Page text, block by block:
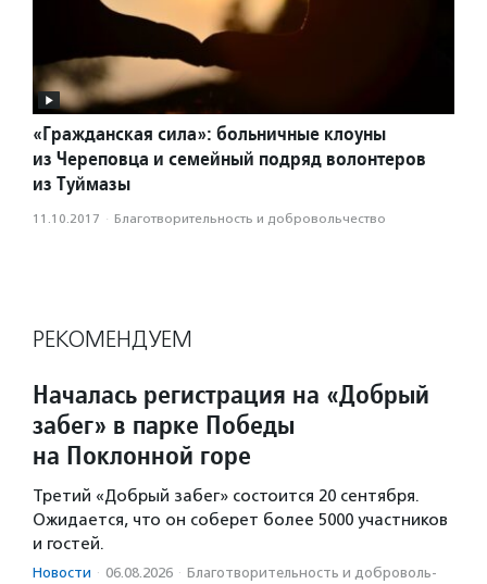
«Гражданская сила»: больничные клоуны
из Череповца и семейный подряд волонтеров
из Туймазы
11.10.2017 · Благотвори­тель­ность и доброволь­чест­во
РЕКОМЕНДУЕМ
Началась регистрация на «Добрый
забег» в парке Победы
на Поклонной горе
Третий «Добрый забег» состоится 20 сентября.
Ожидается, что он соберет более 5000 участников
и гостей.
Новости · 06.08.2026 · Благотвори­тель­ность и доброволь­